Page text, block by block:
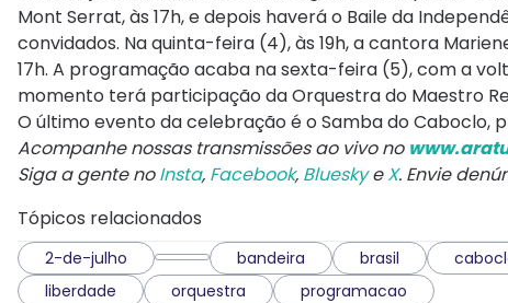
Mont Serrat, às 17h, e depois haverá o Baile da
convidados. Na quinta-feira (4), às 19h, a cantora
17h. A programação acaba na sexta-feira (5), com a
momento terá participação da Orquestra do Maestro
O último evento da celebração é o Samba do Caboclo,
Acompanhe nossas transmissões ao vivo no
Siga a gente noInsta, Facebook, BlueskyeX. Envie
Tópicos relacionados
2-de-julho bandeira brasil
liberdade
orquestra programacao